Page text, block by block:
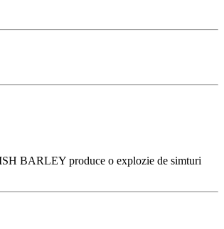
BARLEY produce o explozie de simturi